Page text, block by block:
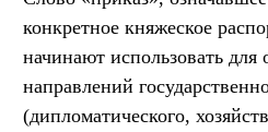
конкретное княжеское
начинают использовать для
направлений
(дипломатического,